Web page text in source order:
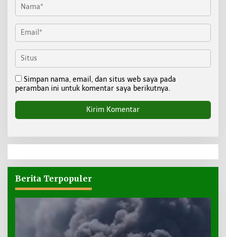
Simpan nama, email, dan situs web saya pada
peramban ini untuk komentar saya berikutnya.
Berita Terpopuler